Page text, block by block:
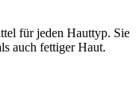
für jeden Hauttyp. Sie
auch fettiger Haut.